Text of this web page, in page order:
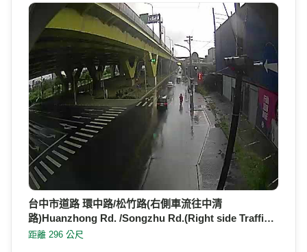
台中市道路 環中路/松竹路(右側車流往中清
路)Huanzhong Rd. /Songzhu Rd.(Right side Traffi…
距離 296 公尺